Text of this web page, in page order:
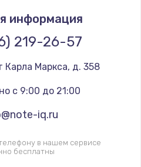
информация
219-26-57
Карла Маркса, д. 358
с 9:00 до 21:00
iq.ru
в нашем сервисе
бесплатны